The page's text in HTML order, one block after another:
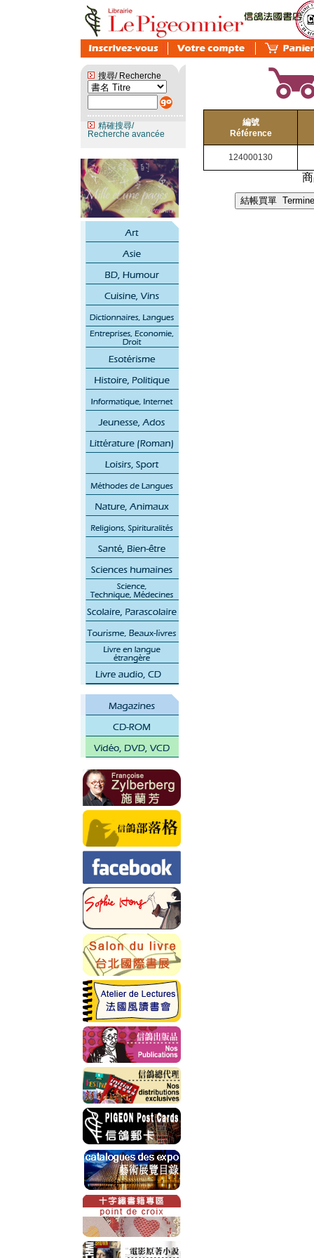
搜尋/ Recherche
精確搜尋/
Recherche avancée
編號
Référence
124000130